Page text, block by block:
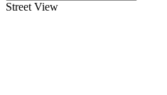
Street View